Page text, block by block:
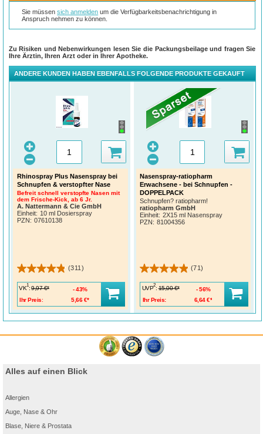
Sie müssensich anmelden um die Verfügbarkeitsbenachrichtigung in
Anspruch nehmen zu können.
Zu Risiken und Nebenwirkungen lesen Sie die Packungsbeilage und fragen Sie
Ihre Ärztin, Ihren Arzt oder in Ihrer Apotheke.
ANDERE KUNDEN HABEN EBENFALLS FOLGENDE PRODUKTE GEKAUFT
Rhinospray Plus Nasenspray bei
Schnupfen & verstopfter Nase
Befreit schnell verstopfte Nasen mit
dem Frische-Kick, ab 6 Jr.
A. Nattermann & Cie GmbH
Einheit: 10 ml Dosierspray
PZN : 07610138
(311)
VK
1
: 9,97 €*
Ihr Preis:
5,66 €*
43%
Nasenspray-ratiopharm
Erwachsene - bei Schnupfen -
DOPPELPACK
Schnupfen? ratiopharm!
ratiopharm GmbH
Einheit: 2X15 ml Nasenspray
PZN : 81004356
(71)
UVP
2
: 15,00 €*
Ihr Preis:
6,64 €*
56%
Alles auf einen Blick
Allergien
Auge, Nase & Ohr
Blase, Niere & Prostata